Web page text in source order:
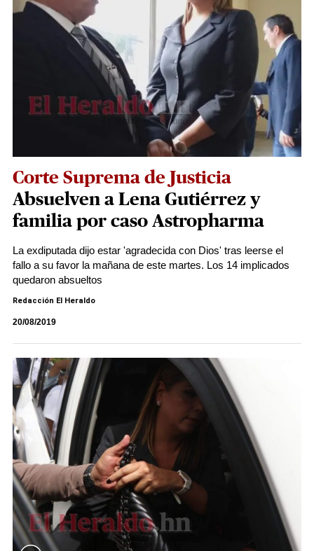
Corte Suprema de Justicia
Absuelven a Lena Gutiérrez y
familia por caso Astropharma
La exdiputada dijo estar 'agradecida con Dios' tras leerse el
fallo a su favor la mañana de este martes. Los 14 implicados
quedaron absueltos
Redacción El Heraldo
20/08/2019